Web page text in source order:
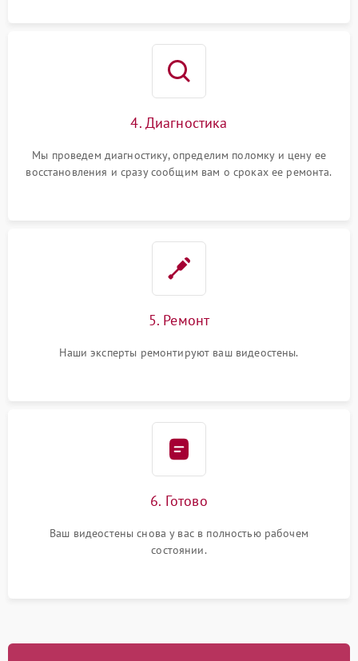
4. Диагностика
Мы проведем диагностику, определим поломку и цену ее
восстановления и сразу сообщим вам о сроках ее ремонта.
5. Ремонт
Наши эксперты ремонтируют ваш видеостены.
6. Готово
Ваш видеостены снова у вас в полностью рабочем
состоянии.